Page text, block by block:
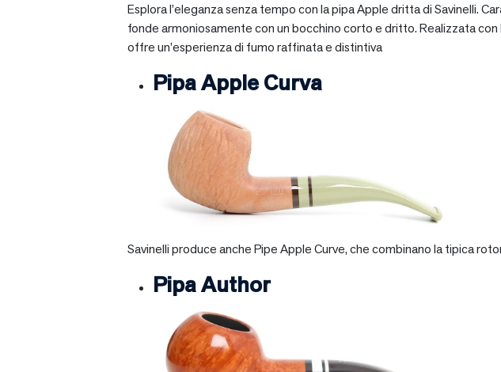
Esplora l’eleganza senza tempo con la pipa Apple dritta di Savinelli.
fonde armoniosamente con un bocchino corto e dritto. Realizzata
offre un’esperienza di fumo raffinata e distintiva
Pipa Apple Curva
Savinelli produce anche Pipe Apple Curve, che combinano la tipica
Pipa Author